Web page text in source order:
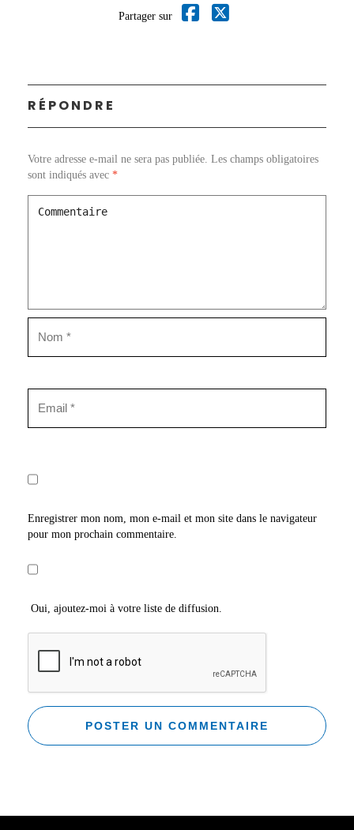
Partager sur
RÉPONDRE
Votre adresse e-mail ne sera pas publiée. Les champs obligatoires
sont indiqués avec *
Enregistrer mon nom, mon e-mail et mon site dans le navigateur
pour mon prochain commentaire.
Oui, ajoutez-moi à votre liste de diffusion.